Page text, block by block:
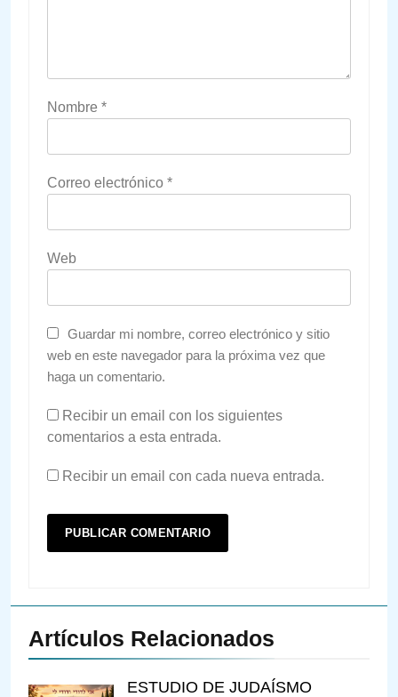
Nombre *
Correo electrónico *
Web
Guardar mi nombre, correo electrónico y sitio
web en este navegador para la próxima vez que
haga un comentario.
Recibir un email con los siguientes
comentarios a esta entrada.
Recibir un email con cada nueva entrada.
Artículos Relacionados
ESTUDIO DE JUDAÍSMO